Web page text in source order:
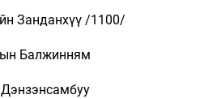
Занданхүү /1100/
Балжинням